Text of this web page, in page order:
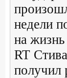
недели
на
RT
получил